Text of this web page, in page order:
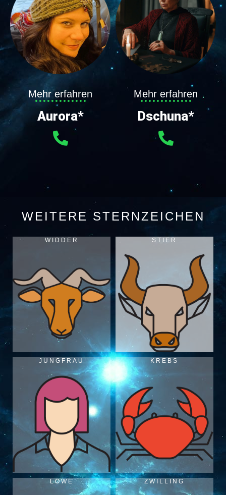
Mehr erfahren
Aurora*
Mehr erfahren
Dschuna*
WEITERE STERNZEICHEN
WIDDER STIER
JUNGFRAU KREBS
LÖWE ZWILLING